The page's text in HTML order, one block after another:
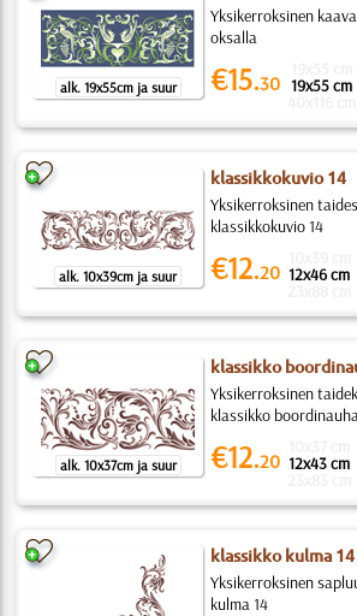
alk. 19x55cm ja suur
Yksikerroksinen
oksalla
€15.30 19x55 cm
alk. 10x39cm ja suur
klassikkokuvio 14
Yksikerroksinen
klassikkokuvio 14
€12.20 12x46 cm
alk. 10x37cm ja suur
klassikko
Yksikerroksinen
klassikko
€12.20 12x43 cm
klassikko kulma 14
Yksikerroksinen
kulma 14